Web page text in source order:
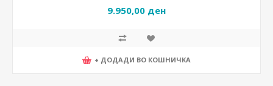
9.950,00 ден
+ ДОДАДИ ВО КОШНИЧКА